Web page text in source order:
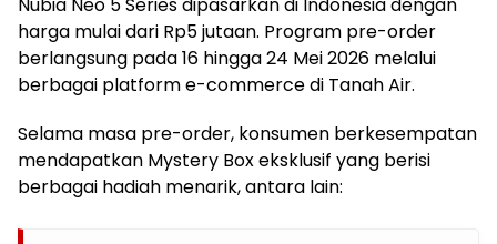
harga mulai dari Rp5 jutaan. Program pre-order
berlangsung pada 16 hingga 24 Mei 2026 melalui
berbagai platform e-commerce di Tanah Air.
Selama masa pre-order, konsumen berkesempatan
mendapatkan Mystery Box eksklusif yang berisi
berbagai hadiah menarik, antara lain: